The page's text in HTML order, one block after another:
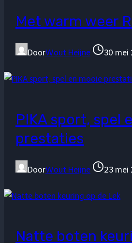
Met warm weer
DoorWout Heijne 30 mei
PIKA sport, spel
prestaties
DoorWout Heijne 23 mei
Natte boten